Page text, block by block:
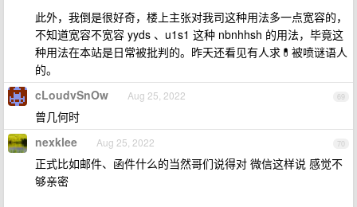
此外，我倒是很好奇，楼上主张对我司这种用法多一点宽容的，
不知道宽容不宽容 yyds 、u1s1 这种 nbnhhsh 的用法，毕竟这
种用法在本站是日常被批判的。昨天还看见有人求💊被喷谜语人
的。
69
cLoudvSnOw Aug 25, 2022
曾几何时
70
nexklee Aug 25, 2022
正式比如邮件、函件什么的当然哥们说得对 微信这样说 感觉不
够亲密